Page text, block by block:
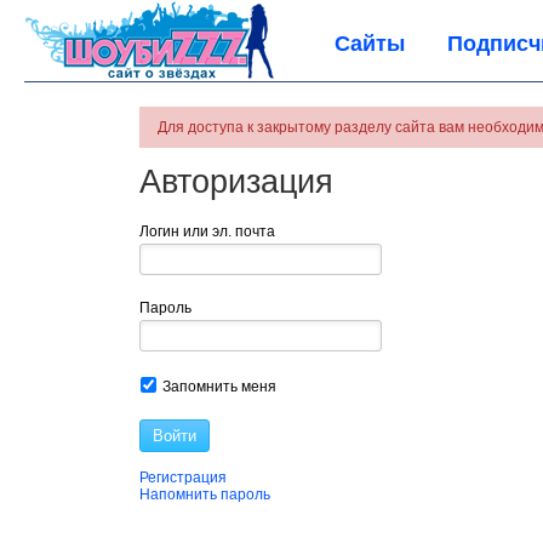
Сайты
Для доступа к закрытому разделу сайта вам
Авторизация
Логин или эл. почта
Пароль
Запомнить меня
Войти
Регистрация
Напомнить пароль